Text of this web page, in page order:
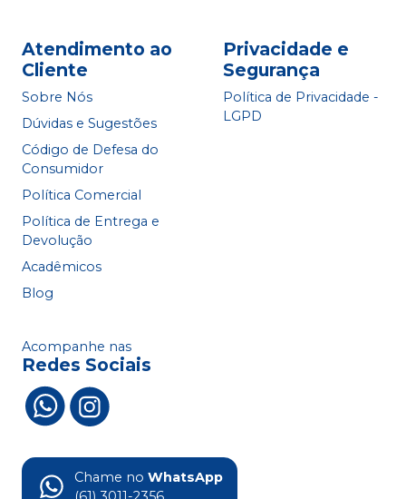
Atendimento ao
Cliente
Sobre Nós
Dúvidas e Sugestões
Código de Defesa do
Consumidor
Política Comercial
Política de Entrega e
Devolução
Acadêmicos
Blog
Privacidade e
Segurança
Política de Privacidade -
LGPD
Acompanhe nas
Redes Sociais
Chame no WhatsApp